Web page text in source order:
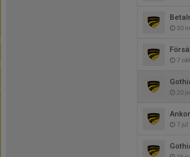
30
7
20
7 jul